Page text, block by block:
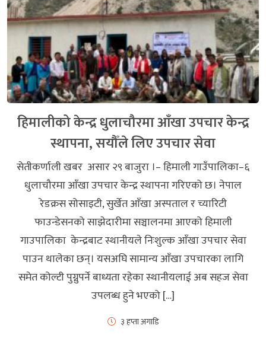
हिमालीको केन्द्र धुलाचौरमा आँखा उपचार केन्द्र
स्थापना, सयौँले लिए उपचार सेवा
सेतीकर्णाली खबर असार २९ बाजुरा ।– हिमाली गाउँपालिका–६
धुलाचौरमा आँखा उपचार केन्द्र स्थापना गरिएको छ। नेपाल
रेडक्रस सोसाइटी, सुर्खेत आँखा अस्पताल र च्यारिटी
फाउन्डेसनको साझेदारीमा सञ्चालनमा आएको हिमाली
गाउपालिका केन्द्रबाट स्थानीयले निःशुल्क आँखा उपचार सेवा
पाउन थालेका छन्। यसअघि सामान्य आँखा उपचारका लागि
समेत कोल्टी पुग्नुपर्ने बाध्यता रहेका स्थानीयलाई अब सहज सेवा
उपलब्ध हुने भएको […]
३ हप्ता अगाडि